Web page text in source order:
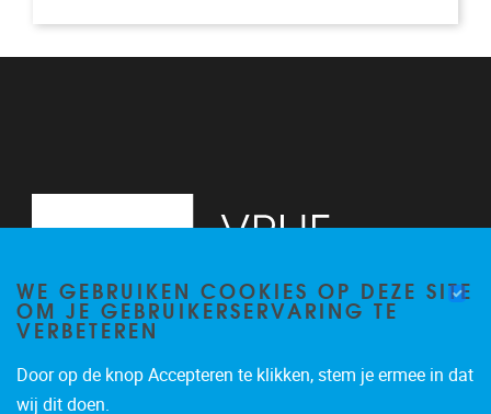
WE GEBRUIKEN COOKIES OP DEZE SITE
OM JE GEBRUIKERSERVARING TE
VERBETEREN
Door op de knop Accepteren te klikken, stem je ermee in dat
wij dit doen.